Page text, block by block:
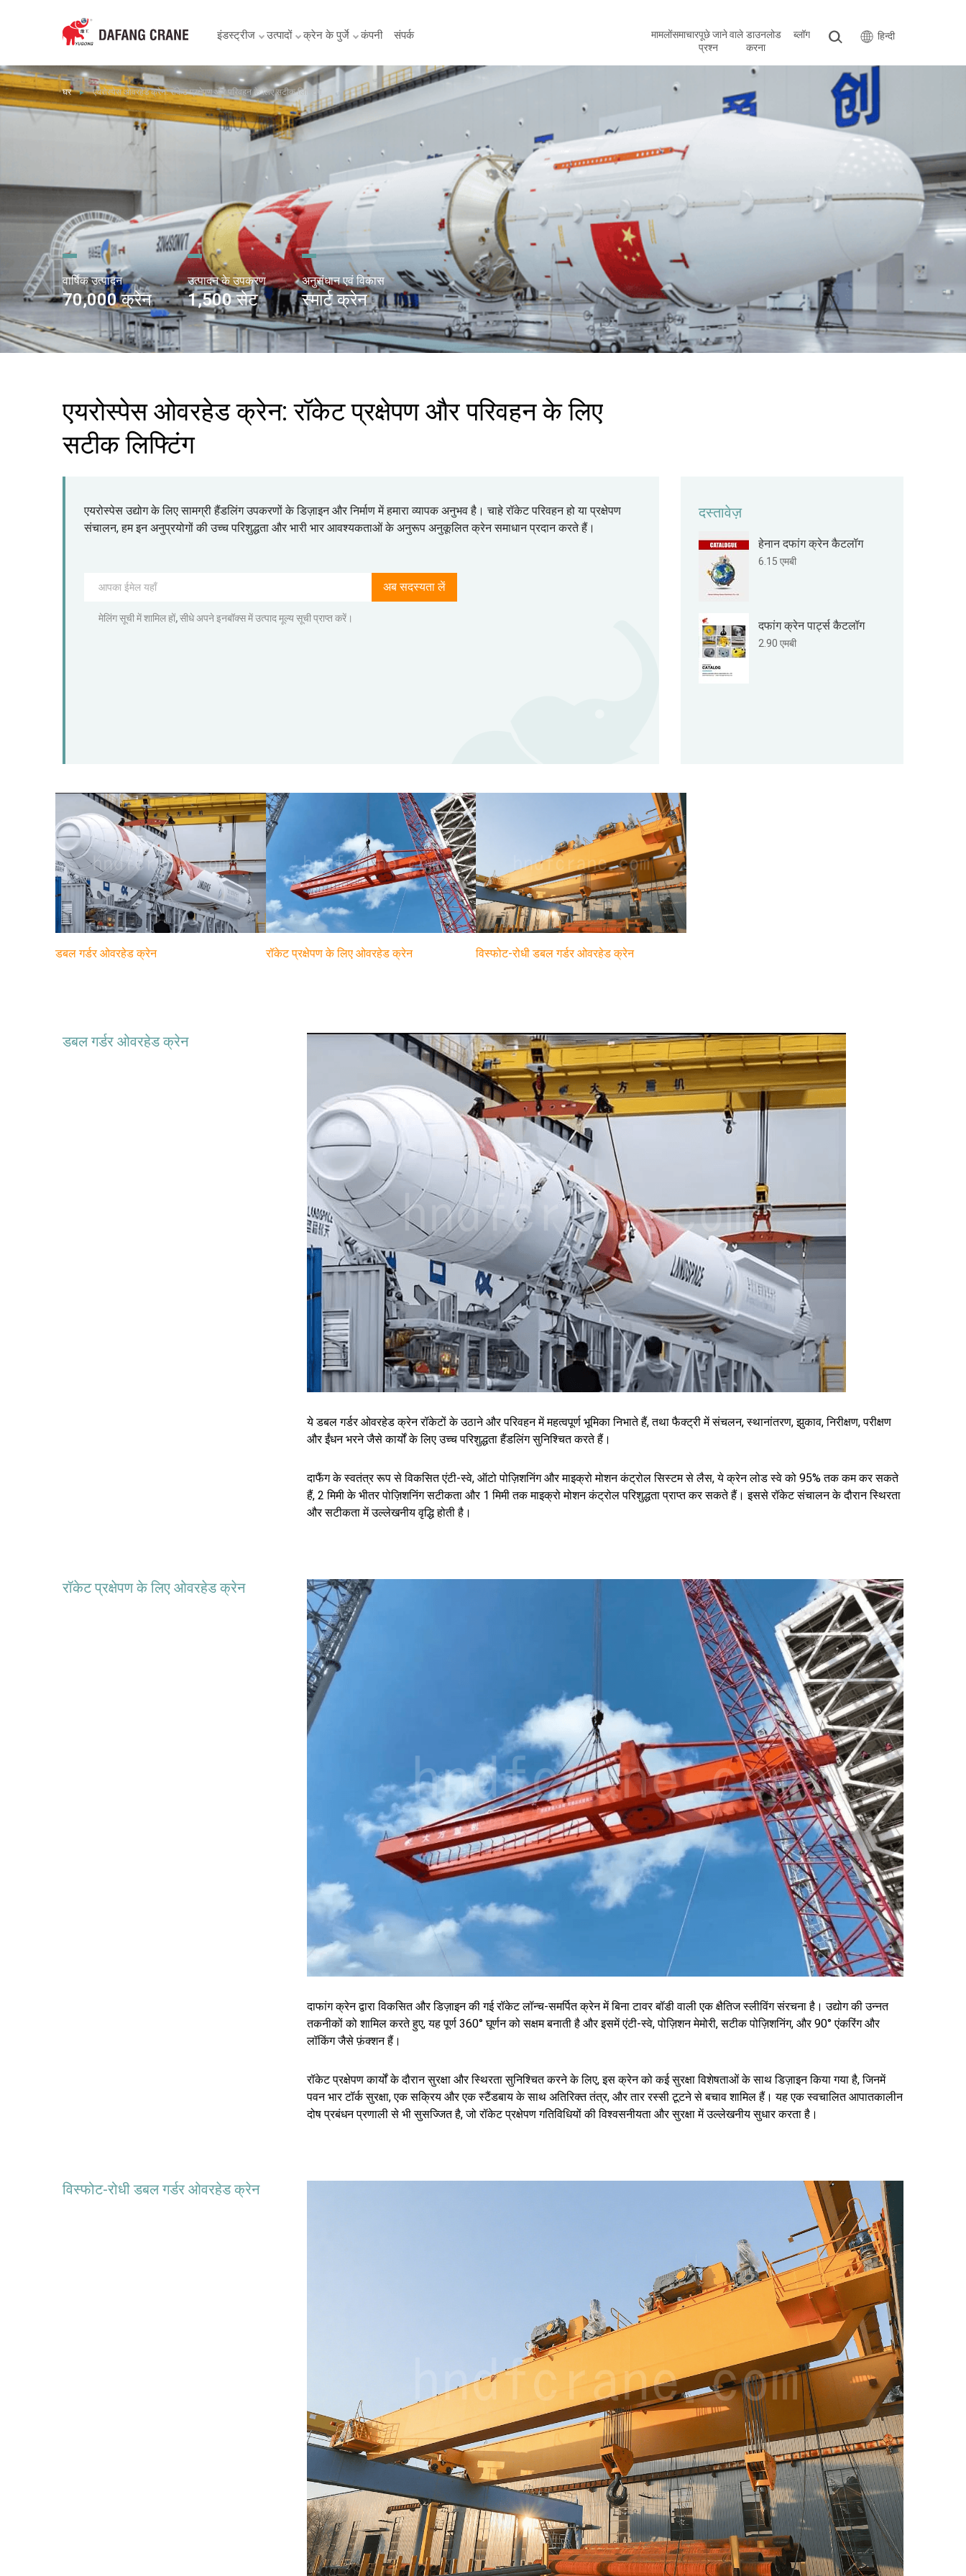
इंडस्ट्रीज उत्पादों क्रेन के पुर्जे कंपनी संपर्क मामलोंसमाचारपूछे जाने वाले
प्रश्न
डाउनलोड
करना
ब्लॉग हिन्दी
घर ► एयरोस्पेस ओवरहेड क्रेन: रॉकेट प्रक्षेपण और परिवहन के लिए सटीक लिफ्टिंग
वार्षिक उत्पादन
70,000 क्रेन
उत्पादन के उपकरण
1,500 सेट
अनुसंधान एवं विकास
स्मार्ट क्रेन
एयरोस्पेस ओवरहेड क्रेन: रॉकेट प्रक्षेपण और परिवहन के लिए
सटीक लिफ्टिंग
एयरोस्पेस उद्योग के लिए सामग्री हैंडलिंग उपकरणों के डिज़ाइन और निर्माण में हमारा व्यापक अनुभव है। चाहे रॉकेट परिवहन हो या प्रक्षेपण
संचालन, हम इन अनुप्रयोगों की उच्च परिशुद्धता और भारी भार आवश्यकताओं के अनुरूप अनुकूलित क्रेन समाधान प्रदान करते हैं।
अब सदस्यता लें
मेलिंग सूची में शामिल हों, सीधे अपने इनबॉक्स में उत्पाद मूल्य सूची प्राप्त करें।
दस्तावेज़
हेनान दफांग क्रेन कैटलॉग
6.15 एमबी
दफांग क्रेन पार्ट्स कैटलॉग
2.90 एमबी
डबल गर्डर ओवरहेड क्रेन रॉकेट प्रक्षेपण के लिए ओवरहेड क्रेन विस्फोट-रोधी डबल गर्डर ओवरहेड क्रेन
डबल गर्डर ओवरहेड क्रेन
ये डबल गर्डर ओवरहेड क्रेन रॉकेटों के उठाने और परिवहन में महत्वपूर्ण भूमिका निभाते हैं, तथा फैक्ट्री में संचलन, स्थानांतरण, झुकाव, निरीक्षण, परीक्षण
और ईंधन भरने जैसे कार्यों के लिए उच्च परिशुद्धता हैंडलिंग सुनिश्चित करते हैं।
दाफैंग के स्वतंत्र रूप से विकसित एंटी-स्वे, ऑटो पोज़िशनिंग और माइक्रो मोशन कंट्रोल सिस्टम से लैस, ये क्रेन लोड स्वे को 95% तक कम कर सकते
हैं, 2 मिमी के भीतर पोज़िशनिंग सटीकता और 1 मिमी तक माइक्रो मोशन कंट्रोल परिशुद्धता प्राप्त कर सकते हैं। इससे रॉकेट संचालन के दौरान स्थिरता
और सटीकता में उल्लेखनीय वृद्धि होती है।
रॉकेट प्रक्षेपण के लिए ओवरहेड क्रेन
दाफांग क्रेन द्वारा विकसित और डिज़ाइन की गई रॉकेट लॉन्च-समर्पित क्रेन में बिना टावर बॉडी वाली एक क्षैतिज स्लीविंग संरचना है। उद्योग की उन्नत
तकनीकों को शामिल करते हुए, यह पूर्ण 360° घूर्णन को सक्षम बनाती है और इसमें एंटी-स्वे, पोज़िशन मेमोरी, सटीक पोज़िशनिंग, और 90° एंकरिंग और
लॉकिंग जैसे फ़ंक्शन हैं।
रॉकेट प्रक्षेपण कार्यों के दौरान सुरक्षा और स्थिरता सुनिश्चित करने के लिए, इस क्रेन को कई सुरक्षा विशेषताओं के साथ डिज़ाइन किया गया है, जिनमें
पवन भार टॉर्क सुरक्षा, एक सक्रिय और एक स्टैंडबाय के साथ अतिरिक्त तंत्र, और तार रस्सी टूटने से बचाव शामिल हैं। यह एक स्वचालित आपातकालीन
दोष प्रबंधन प्रणाली से भी सुसज्जित है, जो रॉकेट प्रक्षेपण गतिविधियों की विश्वसनीयता और सुरक्षा में उल्लेखनीय सुधार करता है।
विस्फोट-रोधी डबल गर्डर ओवरहेड क्रेन